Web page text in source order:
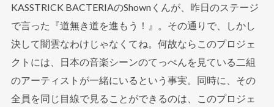
KASSTRICK BACTERIAのShownくんが、昨日のステージ
で言った『道無き道を進もう！』。その通りで、しかし
決して闇雲なわけじゃなくてね。何故ならこのプロジェ
クトには、日本の音楽シーンのてっぺんを見ている二組
のアーティストが一緒にいるという事実。同時に、その
全員を同じ目線で見ることができるのは、このプロジェ